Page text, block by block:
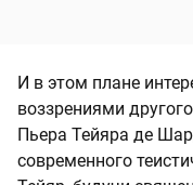
И в этом плане
воззрениями
Пьера Тейяра де
современного